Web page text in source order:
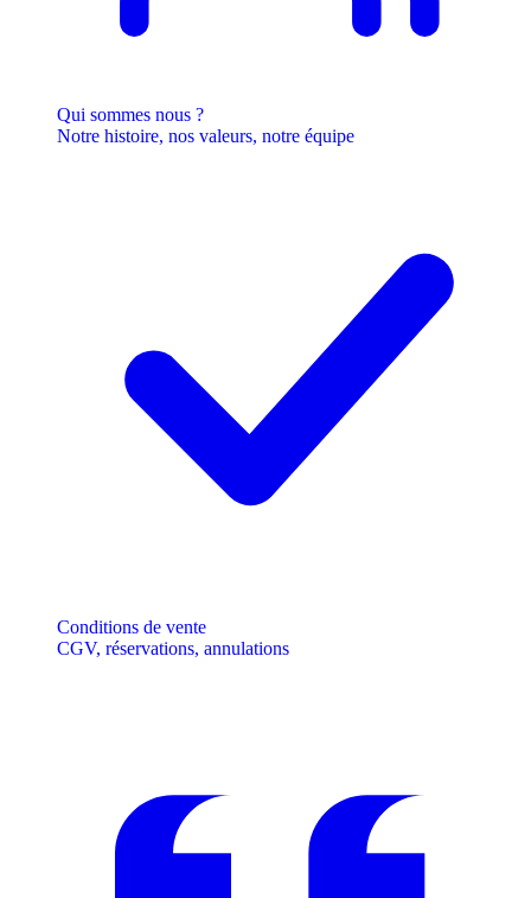
Qui sommes nous ?
Notre histoire, nos valeurs, notre équipe
Conditions de vente
CGV, réservations, annulations